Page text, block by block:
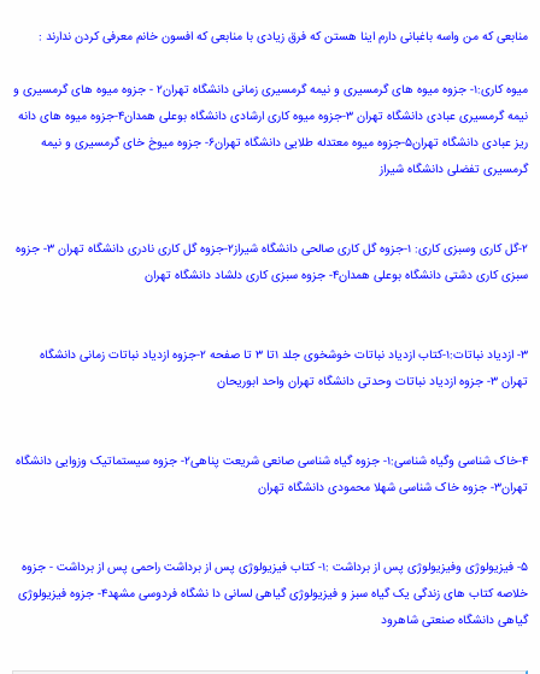
منابعی که من واسه باغبانی دارم اینا هستن که فرق زیادی با منابعی که افسون خانم معرفی کردن ندارند :
میوه کاری:۱- جزوه میوه های گرمسیری و نیمه گرمسیری زمانی دانشگاه تهران۲ - جزوه میوه های گرمسیری و
نیمه گرمسیری عبادی دانشگاه تهران ۳-جزوه میوه کاری ارشادی دانشگاه بوعلی همدان۴-جزوه میوه های دانه
ریز عبادی دانشگاه تهران۵-جزوه میوه معتدله طلایی دانشگاه تهران۶- جزوه میوخ خای گرمسیری و نیمه
گرمسیری تفضلی دانشگاه شیراز
۲-گل کاری وسبزی کاری: ۱-جزوه گل کاری صالحی دانشگاه شیراز۲-جزوه گل کاری نادری دانشگاه تهران ۳- جزوه
سبزی کاری دشتی دانشگاه بوعلی همدان۴- جزوه سبزی کاری دلشاد دانشگاه تهران
۳- ازدیاد نباتات:۱-کتاب ازدیاد نباتات خوشخوی جلد ۱تا ۳ تا صفحه ۲-جزوه ازدیاد نباتات زمانی دانشگاه
تهران ۳- جزوه ازدیاد نباتات وحدتی دانشگاه تهران واحد ابوریحان
۴-خاک شناسی وگیاه شناسی:۱- جزوه گیاه شناسی صانعی شریعت پناهی۲- جزوه سیستماتیک وزوایی دانشگاه
تهران۳- جزوه خاک شناسی شهلا محمودی دانشگاه تهران
۵- فیزیولوژی وفیزیولوژی پس از برداشت :۱- کتاب فیزیولوژی پس از برداشت راحمی پس از برداشت - جزوه
خلاصه کتاب های زندگی یک گیاه سبز و فیزیولوژی گیاهی لسانی دا نشگاه فردوسی مشهد۴- جزوه فیزیولوژی
گیاهی دانشگاه صنعتی شاهرود